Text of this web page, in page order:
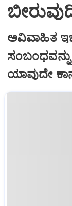
ಅವಿವಾಹಿತ
ಯಾವುದೇ